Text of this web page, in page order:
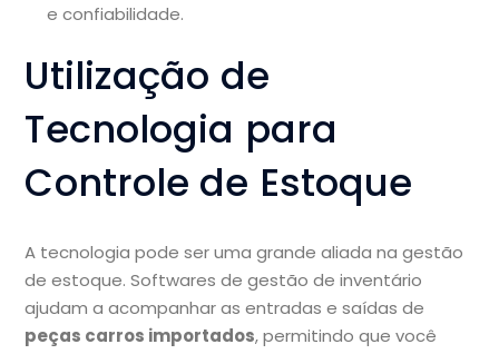
e confiabilidade.
Utilização de
Tecnologia para
Controle de Estoque
A tecnologia pode ser uma grande aliada na gestão
de estoque. Softwares de gestão de inventário
ajudam a acompanhar as entradas e saídas de
peças carros importados, permitindo que você